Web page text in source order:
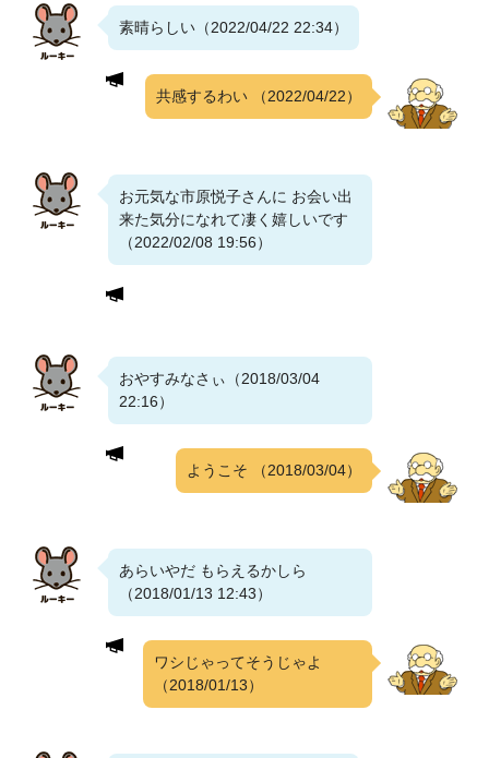
素晴らしい（2022/04/22 22:34）
共感するわい （2022/04/22）
お元気な市原悦子さんに お会い出
来た気分になれて凄く嬉しいです
（2022/02/08 19:56）
おやすみなさぃ（2018/03/04
22:16）
ようこそ （2018/03/04）
あらいやだ もらえるかしら
（2018/01/13 12:43）
ワシじゃってそうじゃよ
（2018/01/13）